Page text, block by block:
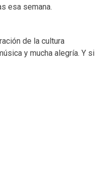
esa semana.
de la cultura
y mucha alegría. Y si